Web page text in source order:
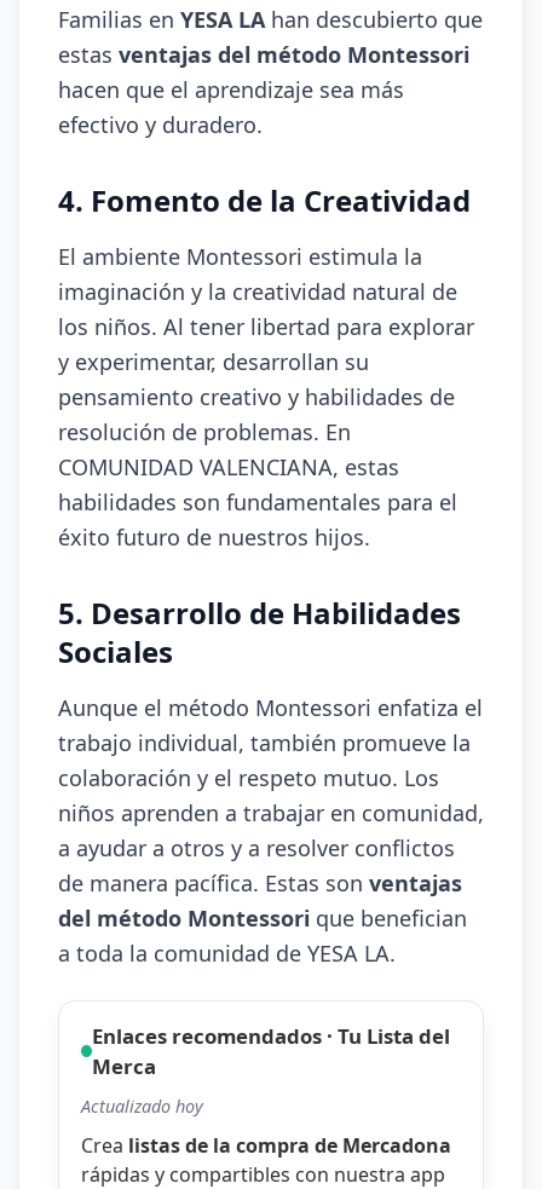
Familias en YESA LAhan descubierto que
estas ventajas del método Montessori
hacen que el aprendizaje sea más
efectivo y duradero.
4. Fomento de la Creatividad
El ambiente Montessori estimula la
imaginación y la creatividad natural de
los niños. Al tener libertad para explorar
y experimentar, desarrollan su
pensamiento creativo y habilidades de
resolución de problemas. En
COMUNIDAD VALENCIANA, estas
habilidades son fundamentales para el
éxito futuro de nuestros hijos.
5. Desarrollo de Habilidades
Sociales
Aunque el método Montessori enfatiza el
trabajo individual, también promueve la
colaboración y el respeto mutuo. Los
niños aprenden a trabajar en comunidad,
a ayudar a otros y a resolver conflictos
de manera pacífica. Estas son ventajas
del método Montessori que benefician
a toda la comunidad de YESA LA.
Enlaces recomendados · Tu Lista del
Merca
Actualizado hoy
Crea listas de la compra de Mercadona
rápidas y compartibles con nuestra app